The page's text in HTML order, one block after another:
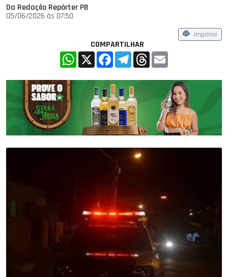
Da Redação Repórter PB
05/06/2026 às 07:50
Imprimir
COMPARTILHAR
WhatsApp
X FacebookTelegramThreads